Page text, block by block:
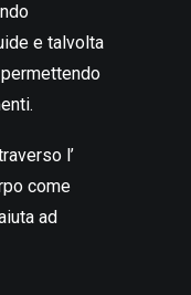
e talvolta
l’
come
ad